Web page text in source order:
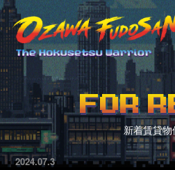
FOR
新着賃貸物
2024.07.3